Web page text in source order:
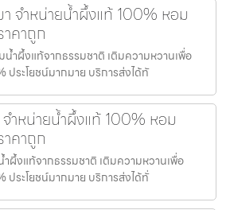
จำหน่ายน้ำผึ้งแท้ 100% หอม
คาถูก
ำผึ้งแท้จากธรรมชาติ เติมความหวานเพื่อ
ระโยชน์มากมาย บริการส่งได้ทั
ำหน่ายน้ำผึ้งแท้ 100% หอม
คาถูก
ผึ้งแท้จากธรรมชาติ เติมความหวานเพื่อ
ระโยชน์มากมาย บริการส่งได้ทั่